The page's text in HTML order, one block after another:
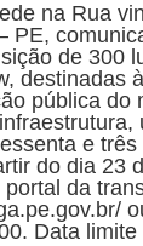
na Rua
PE,
de 300
destinadas
pública do
e
do dia 23
da
Data